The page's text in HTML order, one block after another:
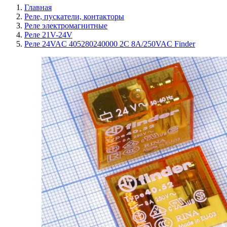
Главная
Реле, пускатели, контакторы
Реле электромагнитные
Реле 21V-24V
Реле 24VAC 405280240000 2C 8A/250VAC Finder